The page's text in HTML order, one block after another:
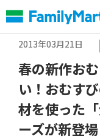
文
へ
2013年03月21日
春の新作お
い！おむす
材を使った
ーズが新登場